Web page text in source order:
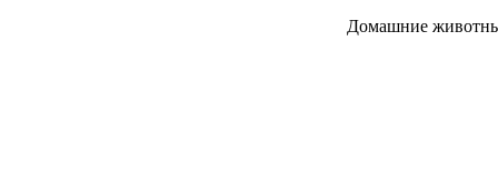
Домашние